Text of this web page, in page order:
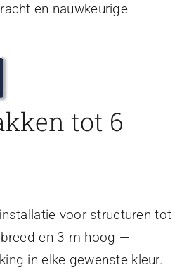
en nauwkeurige
tot 6
voor structuren tot
en 3 m hoog —
in elke gewenste kleur.